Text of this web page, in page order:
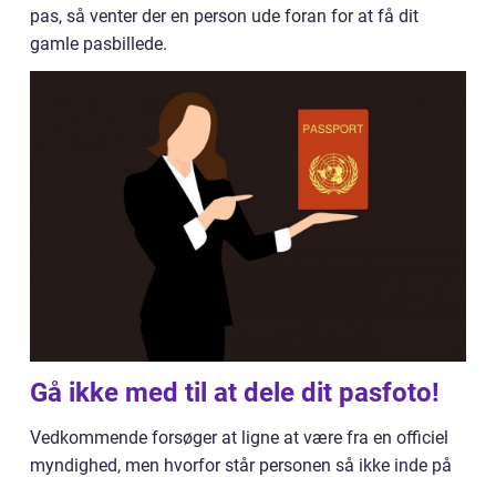
pas, så venter der en person ude foran for at få dit
gamle pasbillede.
Gå ikke med til at dele dit pasfoto!
Vedkommende forsøger at ligne at være fra en officiel
myndighed, men hvorfor står personen så ikke inde på